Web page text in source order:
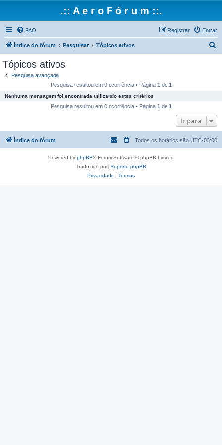
.:: A e r o F ó r u m ::.
FAQ Entrar
Registrar
Índice do fórum Pesquisar Tópicos ativos
s
r
Tópicos ativos
Pesquisa avançada
Pesquisa resultou em 0 ocorrência • Página 1 de 1
Nenhuma mensagem foi encontrada utilizando estes critérios
Pesquisa resultou em 0 ocorrência • Página 1 de 1
Ir para
Índice do fórum Todos os horários são UTC-03:00
Powered by phpBB® Forum Software © phpBB Limited
Traduzido por: Suporte phpBB
Privacidade | Termos